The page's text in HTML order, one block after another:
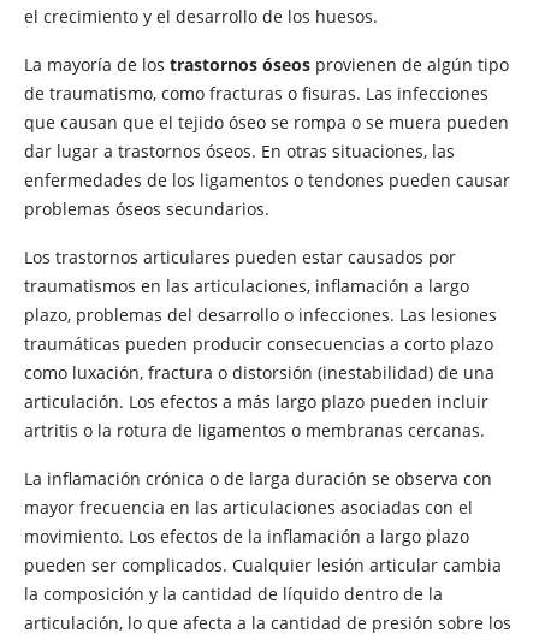
el crecimiento y el desarrollo de los huesos.
La mayoría de los trastornos óseos provienen de algún tipo
de traumatismo, como fracturas o fisuras. Las infecciones
que causan que el tejido óseo se rompa o se muera pueden
dar lugar a trastornos óseos. En otras situaciones, las
enfermedades de los ligamentos o tendones pueden causar
problemas óseos secundarios.
Los trastornos articulares pueden estar causados por
traumatismos en las articulaciones, inflamación a largo
plazo, problemas del desarrollo o infecciones. Las lesiones
traumáticas pueden producir consecuencias a corto plazo
como luxación, fractura o distorsión (inestabilidad) de una
articulación. Los efectos a más largo plazo pueden incluir
artritis o la rotura de ligamentos o membranas cercanas.
La inflamación crónica o de larga duración se observa con
mayor frecuencia en las articulaciones asociadas con el
movimiento. Los efectos de la inflamación a largo plazo
pueden ser complicados. Cualquier lesión articular cambia
la composición y la cantidad de líquido dentro de la
articulación, lo que afecta a la cantidad de presión sobre los